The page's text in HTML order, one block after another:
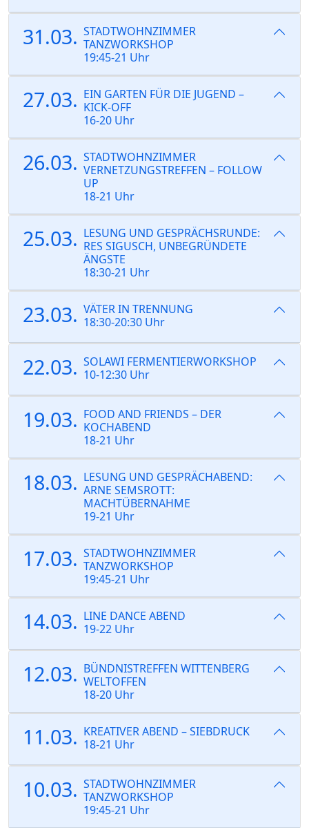
31.03. STADTWOHNZIMMER
TANZWORKSHOP
19:45-21 Uhr
27.03. EIN GARTEN FÜR DIE JUGEND –
KICK-OFF
16-20 Uhr
26.03. STADTWOHNZIMMER
VERNETZUNGSTREFFEN – FOLLOW
UP
18-21 Uhr
25.03. LESUNG UND GESPRÄCHSRUNDE:
RES SIGUSCH, UNBEGRÜNDETE
ÄNGSTE
18:30-21 Uhr
23.03. VÄTER IN TRENNUNG
18:30-20:30 Uhr
22.03. SOLAWI FERMENTIERWORKSHOP
10-12:30 Uhr
19.03. FOOD AND FRIENDS – DER
KOCHABEND
18-21 Uhr
18.03. LESUNG UND GESPRÄCHABEND:
ARNE SEMSROTT:
MACHTÜBERNAHME
19-21 Uhr
17.03. STADTWOHNZIMMER
TANZWORKSHOP
19:45-21 Uhr
14.03. LINE DANCE ABEND
19-22 Uhr
12.03. BÜNDNISTREFFEN WITTENBERG
WELTOFFEN
18-20 Uhr
11.03. KREATIVER ABEND – SIEBDRUCK
18-21 Uhr
10.03. STADTWOHNZIMMER
TANZWORKSHOP
19:45-21 Uhr